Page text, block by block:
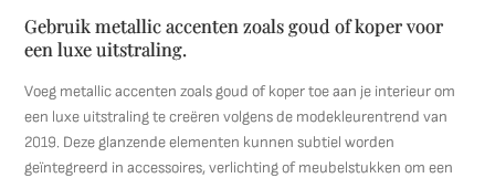
Gebruik metallic accenten zoals goud of koper voor
een luxe uitstraling.
Voeg metallic accenten zoals goud of koper toe aan je interieur om
een luxe uitstraling te creëren volgens de modekleurentrend van
2019. Deze glanzende elementen kunnen subtiel worden
geïntegreerd in accessoires, verlichting of meubelstukken om een